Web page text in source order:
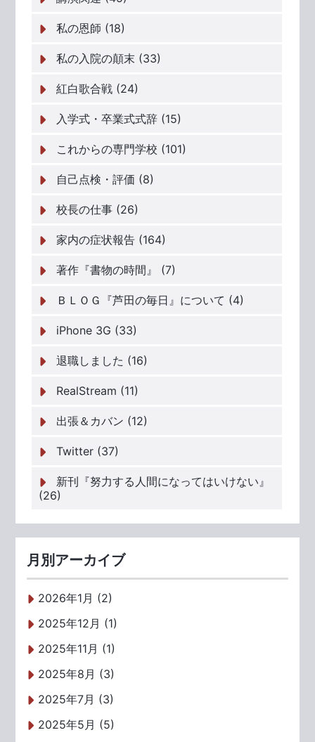
私の恩師 (18)
私の入院の顛末 (33)
紅白歌合戦 (24)
入学式・卒業式式辞 (15)
これからの専門学校 (101)
自己点検・評価 (8)
校長の仕事 (26)
家内の症状報告 (164)
著作『書物の時間』 (7)
ＢＬＯＧ『芦田の毎日』について (4)
iPhone 3G (33)
退職しました (16)
RealStream (11)
出張＆カバン (12)
Twitter (37)
新刊『努力する人間になってはいけない』
(26)
月別アーカイブ
2026年1月 (2)
2025年12月 (1)
2025年11月 (1)
2025年8月 (3)
2025年7月 (3)
2025年5月 (5)